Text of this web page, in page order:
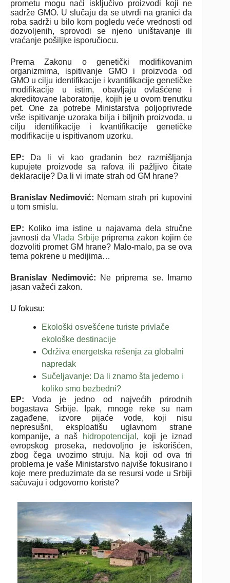
prometu mogu naći isključivo proizvodi koji ne
sadrže GMO. U slučaju da se utvrdi na granici da
roba sadrži u bilo kom pogledu veće vrednosti od
dozvoljenih, sprovodi se njeno uništavanje ili
vraćanje pošiljke isporučiocu.
Prema Zakonu o genetički modifikovanim
organizmima, ispitivanje GMO i proizvoda od
GMO u cilju identifikacije i kvantifikacije genetičke
modifikacije u istim, obavljaju ovlašćene i
akreditovane laboratorije, kojih je u ovom trenutku
pet. One za potrebe Ministarstva poljoprivrede
vrše ispitivanje uzoraka bilja i biljnih proizvoda, u
cilju identifikacije i kvantifikacije genetičke
modifikacije u ispitivanom uzorku.
EP:
Da li vi kao građanin bez razmišljanja
kupujete proizvode sa rafova ili pažljivo čitate
deklaracije? Da li vi imate strah od GM hrane?
Branislav Nedimović: Nemam strah pri kupovini
u tom smislu.
EP:
Koliko ima istine u najavama dela stručne
javnosti daVlada Srbijepriprema zakon kojim će
dozvoliti promet GM hrane? Malo-malo, pa se ova
tema pokrene u medijima…
Branislav Nedimović: Ne priprema se. Imamo
jasan važeći zakon.
U fokusu:
Ekološki osvešćene turiste privlače
ekološke destinacije
Održiva energetska rešenja za globalni
napredak
Sučeljavanje: Da li znamo šta jedemo i
koliko smo bezbedni?
EP:Voda je jedno od najvećih prirodnih
bogastava Srbije. Ipak, mnoge reke su nam
zagađene, izvore pijaće vode, koji nisu
nepresušni, eksploatišu uglavnom strane
kompanije, a naš
hidropotencijal , koji je iznad
evropskog proseka, nedovoljno je iskorišćen,
zbog čega uvozimo struju. Na koji od ova tri
problema je vaše Ministarstvo najviše fokusirano i
koje mere preduzimate da se resursi vode u Srbiji
sačuvaju i odgovorno koriste?